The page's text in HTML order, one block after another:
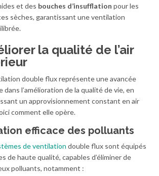
et des bouches d’insufflation pour les
sèches, garantissant une ventilation
la qualité de l’air
double flux représente une avancée
dans l’amélioration de la qualité de vie, en
un approvisionnement constant en air
comment elle opère.
efficace des polluants
de ventilation double flux sont équipés
de haute qualité, capables d’éliminer de
polluants, notamment :